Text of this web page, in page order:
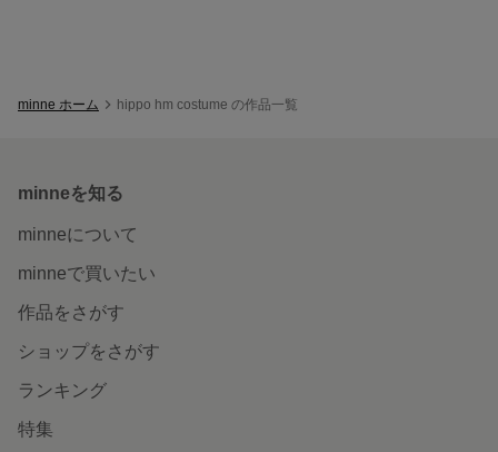
minne ホーム hippo hm costume の作品一覧
minneを知る
minneについて
minneで買いたい
作品をさがす
ショップをさがす
ランキング
特集